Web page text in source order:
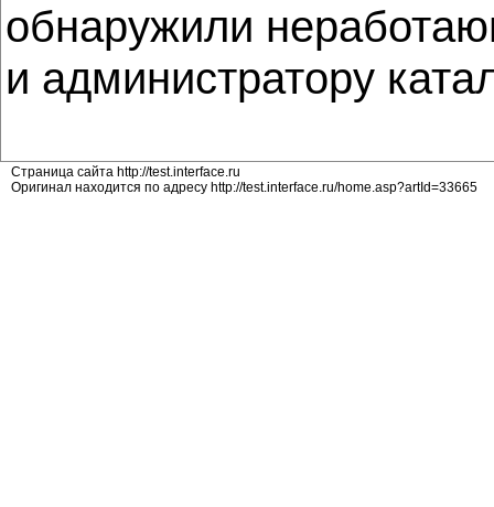
обнаружили
и администратору
Страница сайта http://test.interface.ru
Оригинал находится по адресу http://test.interface.ru/home.asp?artId=33665